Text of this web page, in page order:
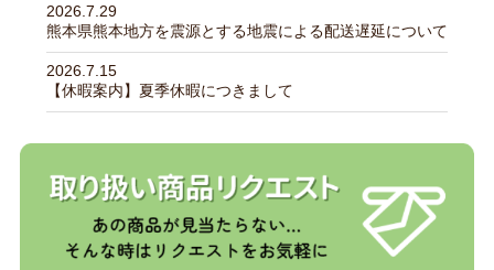
2026.7.29
熊本県熊本地方を震源とする地震による配送遅延について
2026.7.15
【休暇案内】夏季休暇につきまして